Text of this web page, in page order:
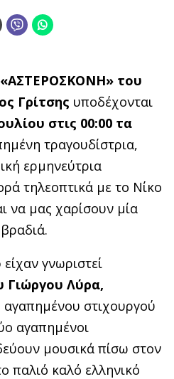
του
Γρίτσης υποδέχονται
στις 00:00 τα
τραγουδίστρια,
ερμηνεύτρια
τηλεοπτικά με το Νίκο
να μας χαρίσουν μία
είχαν γνωριστεί
Γιώργου Λύρα,
αγαπημένου στιχουργού
αγαπημένοι
μουσικά πίσω στον
παλιό καλό ελληνικό